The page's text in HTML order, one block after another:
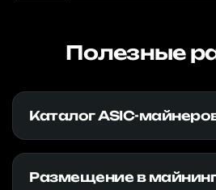
Полезные
Каталог ASIC-
Размещение в